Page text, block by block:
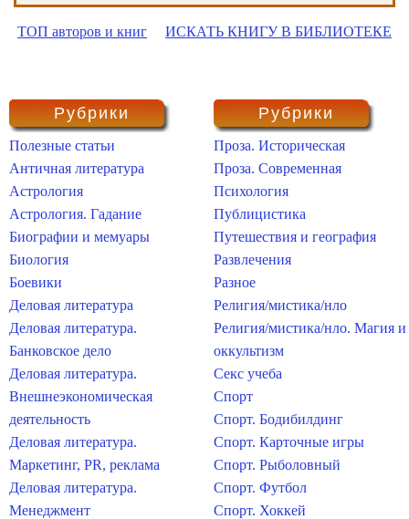
ТОП авторов и книг ИСКАТЬ КНИГУ В БИБЛИОТЕКЕ
Рубрики
Полезные статьи
Античная литература
Астрология
Астрология. Гадание
Биографии и мемуары
Биология
Боевики
Деловая литература
Деловая литература.
Банковское дело
Деловая литература.
Внешнеэкономическая
деятельность
Деловая литература.
Маркетинг, PR, реклама
Деловая литература.
Менеджмент
Рубрики
Проза. Историческая
Проза. Современная
Психология
Публицистика
Путешествия и география
Развлечения
Разное
Религия/мистика/нло
Религия/мистика/нло. Магия и
оккультизм
Секс учеба
Спорт
Спорт. Бодибилдинг
Спорт. Карточные игры
Спорт. Рыболовный
Спорт. Футбол
Спорт. Хоккей